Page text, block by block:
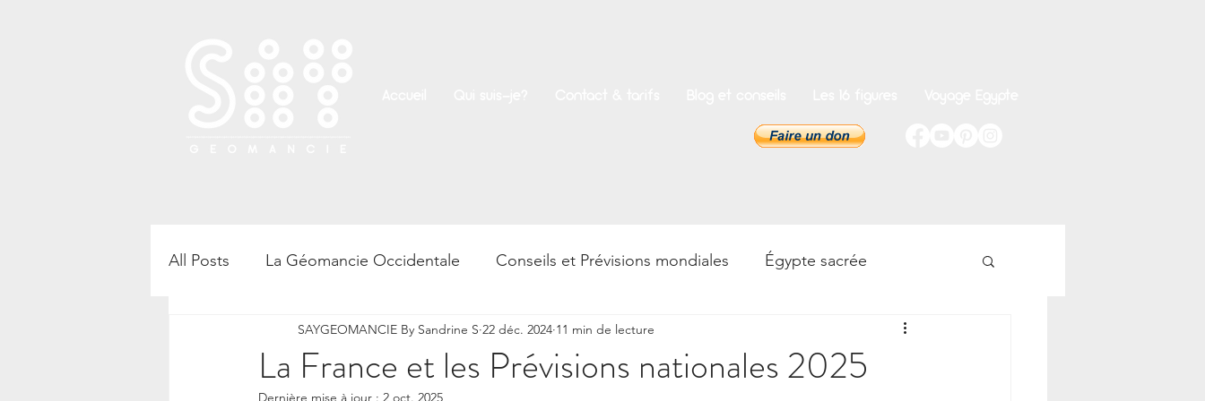
All Posts La Géomancie Occidentale Conseils et Prévisions mondiales Égypte sacrée
Rencontre, atelier et conférences Bien-être Psycho & Développement personnel
La France et les Prévisions nationales 2025
SAYGEOMANCIE By Sandrine S 22 déc. 2024 11 min de lecture
Dernière mise à jour : 2 oct. 2025